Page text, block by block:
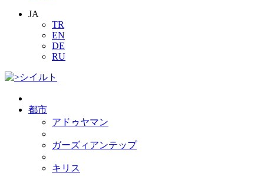
JA
TR
EN
DE
RU
都市
アドゥヤマン
ガーズィアンテップ
キリス